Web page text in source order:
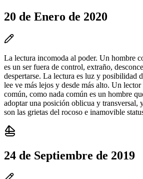
20 de Enero de 2020
La lectura incomoda al poder. Un hombre
es un ser fuera de control, extraño,
despertarse. La lectura es luz y posibilidad
lee ve más lejos y desde más alto. Un lector
común, como nada común es un hombre
adoptar una posición oblicua y transversal,
son las grietas del rocoso e inamovible
24 de Septiembre de 2019